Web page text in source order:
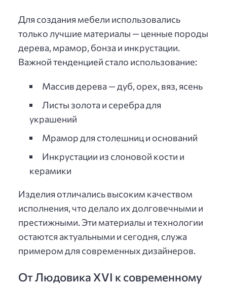
Для создания мебели использовались
только лучшие материалы — ценные породы
дерева, мрамор, бонза и инкрустации.
Важной тенденцией стало использование:
Массив дерева — дуб, орех, вяз, ясень
Листы золота и серебра для
украшений
Мрамор для столешниц и оснований
Инкрустации из слоновой кости и
керамики
Изделия отличались высоким качеством
исполнения, что делало их долговечными и
престижными. Эти материалы и технологии
остаются актуальными и сегодня, служа
примером для современных дизайнеров.
От Людовика XVI к современному